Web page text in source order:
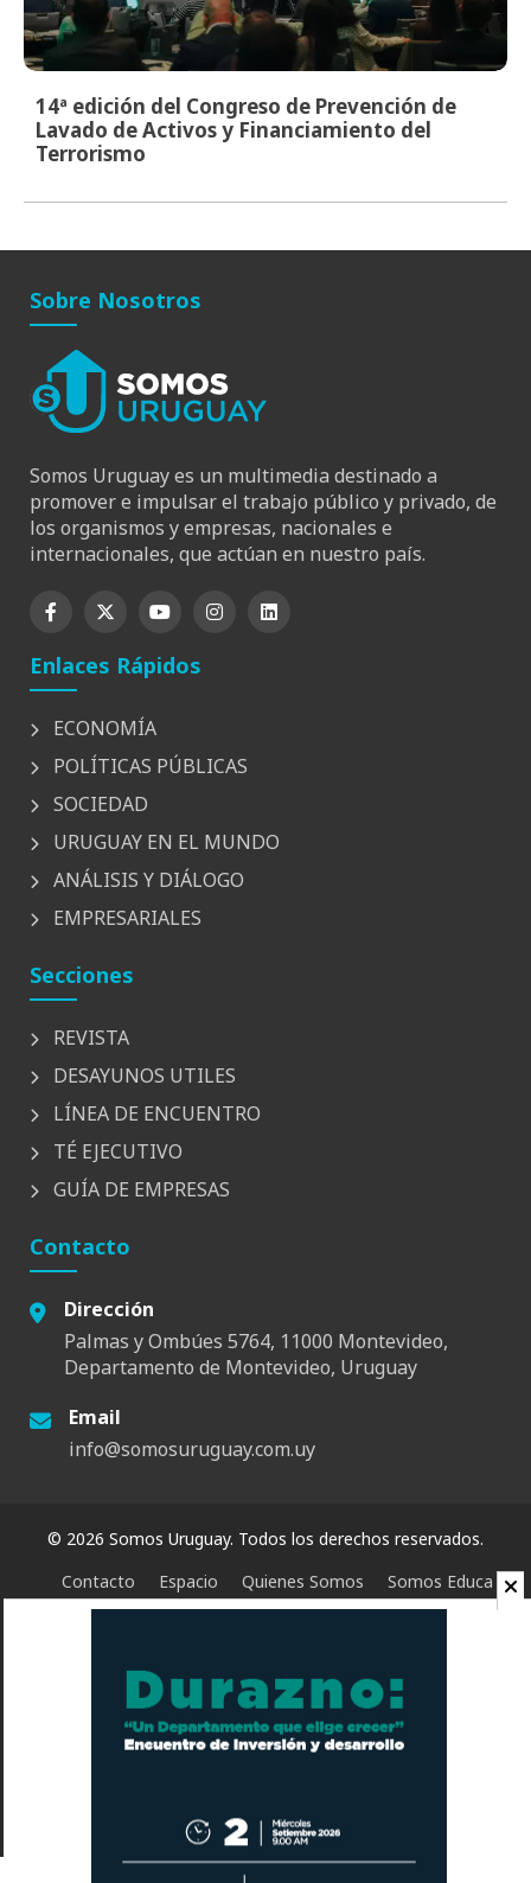
14ª edición del Congreso de Prevención de
Lavado de Activos y Financiamiento del
Terrorismo
Sobre Nosotros
Somos Uruguay es un multimedia destinado a
promover e impulsar el trabajo público y privado, de
los organismos y empresas, nacionales e
internacionales, que actúan en nuestro país.
Enlaces Rápidos
ECONOMÍA
POLÍTICAS PÚBLICAS
SOCIEDAD
URUGUAY EN EL MUNDO
ANÁLISIS Y DIÁLOGO
EMPRESARIALES
Secciones
REVISTA
DESAYUNOS UTILES
LÍNEA DE ENCUENTRO
TÉ EJECUTIVO
GUÍA DE EMPRESAS
Contacto
Dirección
Palmas y Ombúes 5764, 11000 Montevideo,
Departamento de Montevideo, Uruguay
Email
info@somosuruguay.com.uy
© 2026 Somos Uruguay. Todos los derechos reservados.
Contacto
Espacio Quienes Somos Somos Educa